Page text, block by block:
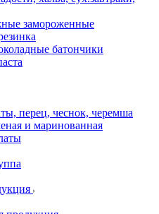
замороженные
батончики
перец, чеснок, черемша
и маринованная